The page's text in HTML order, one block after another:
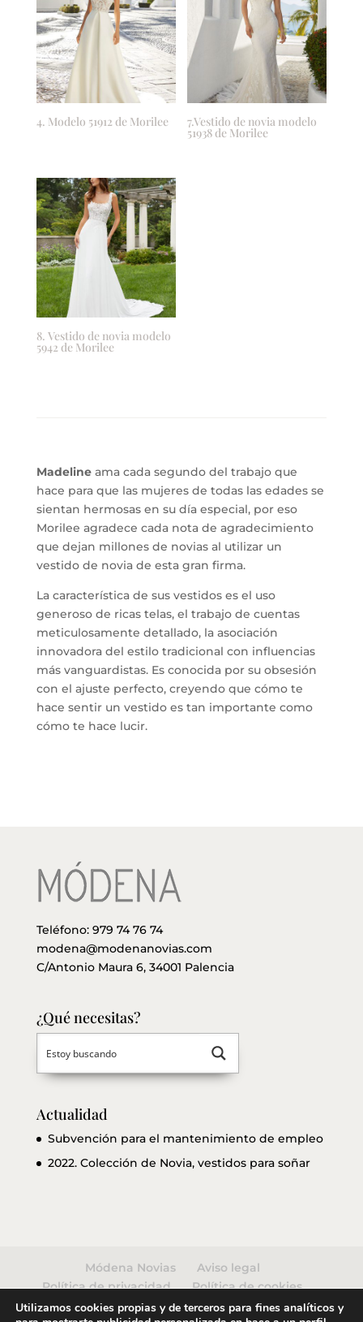
4. Modelo 51912 de Morilee 7.Vestido de novia modelo
51938 de Morilee
8. Vestido de novia modelo
5942 de Morilee
Madelineama cada segundo del trabajo que
hace para que las mujeres de todas las edades se
sientan hermosas en su día especial, por eso
Morilee agradece cada nota de agradecimiento
que dejan millones de novias al utilizar un
vestido de novia de esta gran firma.
La característica de sus vestidos es el uso
generoso de ricas telas, el trabajo de cuentas
meticulosamente detallado, la asociación
innovadora del estilo tradicional con influencias
más vanguardistas. Es conocida por su obsesión
con el ajuste perfecto, creyendo que cómo te
hace sentir un vestido es tan importante como
cómo te hace lucir.
Teléfono: 979 74 76 74
modena@modenanovias.com
C/Antonio Maura 6, 34001 Palencia
¿Qué necesitas?
Actualidad
Subvención para el mantenimiento de empleo
2022. Colección de Novia, vestidos para soñar
Módena Novias
Aviso legal
Política de privacidad
Política de cookies
Condiciones de compra
Mi cuenta
Utilizamos cookies propias y de terceros para fines analíticos y